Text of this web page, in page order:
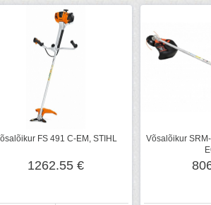
FS 491 C-EM, STIHL
1262.55 €
Võsalõikur